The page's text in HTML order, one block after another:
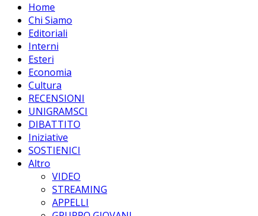
Home
Chi Siamo
Editoriali
Interni
Esteri
Economia
Cultura
RECENSIONI
UNIGRAMSCI
DIBATTITO
Iniziative
SOSTIENICI
Altro
VIDEO
STREAMING
APPELLI